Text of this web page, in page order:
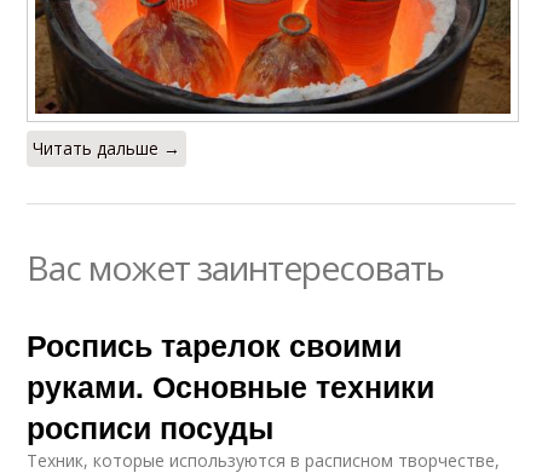
Читать дальше →
Вас может заинтересовать
Роспись тарелок своими
руками. Основные техники
росписи посуды
Техник, которые используются в расписном творчестве,